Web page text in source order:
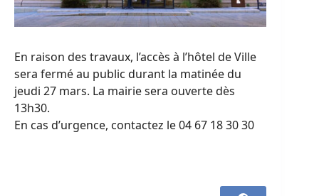
En raison des travaux, l’accès à l’hôtel de Ville
sera fermé au public durant la matinée du
jeudi 27 mars. La mairie sera ouverte dès
13h30.
En cas d’urgence, contactez le 04 67 18 30 30